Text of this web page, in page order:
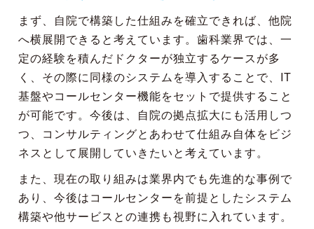
まず、自院で構築した仕組みを確立できれば、他院
へ横展開できると考えています。歯科業界では、一
定の経験を積んだドクターが独立するケースが多
く、その際に同様のシステムを導入することで、IT
基盤やコールセンター機能をセットで提供すること
が可能です。今後は、自院の拠点拡大にも活用しつ
つ、コンサルティングとあわせて仕組み自体をビジ
ネスとして展開していきたいと考えています。
また、現在の取り組みは業界内でも先進的な事例で
あり、今後はコールセンターを前提としたシステム
構築や他サービスとの連携も視野に入れています。